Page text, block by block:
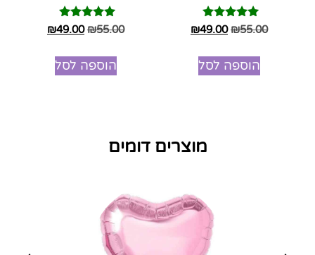
דורג
5.00
₪55.00
₪49.00
הוספה לסל
דורג
5.00
₪55.00
₪49.00
הוספה לסל
מוצרים דומים